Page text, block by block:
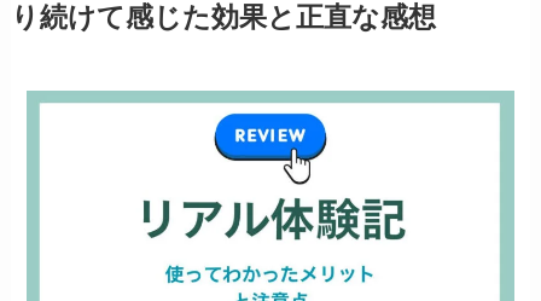
り続けて感じた効果と正直な感想